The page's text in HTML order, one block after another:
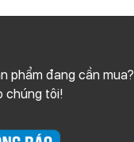
phẩm đang cần mua?
chúng tôi!